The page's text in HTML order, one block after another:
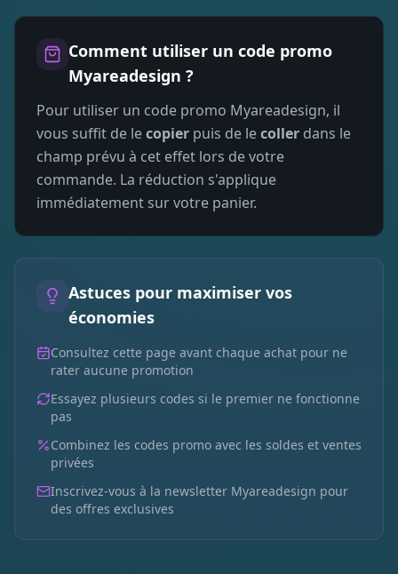
Comment utiliser un code promo
Myareadesign ?
Pour utiliser un code promo Myareadesign, il
vous suffit de lecopier puis de lecoller dans le
champ prévu à cet effet lors de votre
commande. La réduction s'applique
immédiatement sur votre panier.
Astuces pour maximiser vos
économies
Consultez cette page avant chaque achat pour ne
rater aucune promotion
Essayez plusieurs codes si le premier ne fonctionne
pas
Combinez les codes promo avec les soldes et ventes
privées
Inscrivez-vous à la newsletter Myareadesign pour
des offres exclusives